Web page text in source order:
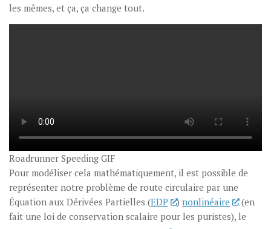
les mêmes, et ça, ça change tout.
Roadrunner Speeding GIF
Pour modéliser cela mathématiquement, il est possible de
représenter notre problème de route circulaire par une
Équation aux Dérivées Partielles (EDP ) nonlinéaire
(en
fait une loi de conservation scalaire pour les puristes), le